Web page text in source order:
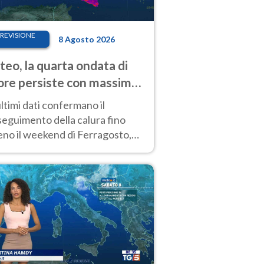
8 Agosto 2026
la quarta ondata di
persiste con massime
molto elevate
dati confermano il
della calura fino
il weekend di Ferragosto,
prossima